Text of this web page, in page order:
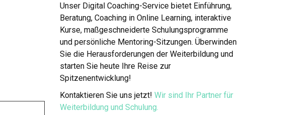
Unser Digital Coaching-Service bietet Einführung,
Beratung, Coaching in Online Learning, interaktive
Kurse, maßgeschneiderte Schulungsprogramme
und persönliche Mentoring-Sitzungen. Überwinden
Sie die Herausforderungen der Weiterbildung und
starten Sie heute Ihre Reise zur
Spitzenentwicklung!
Kontaktieren Sie uns jetzt! Wir sind Ihr Partner für
Weiterbildung und Schulung.